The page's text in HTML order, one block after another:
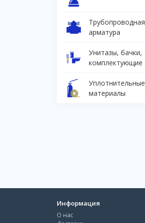
Трубопроводная
арматура
Унитазы, бачки,
комплектующие
Уплотнительные
материалы
Информация
О нас